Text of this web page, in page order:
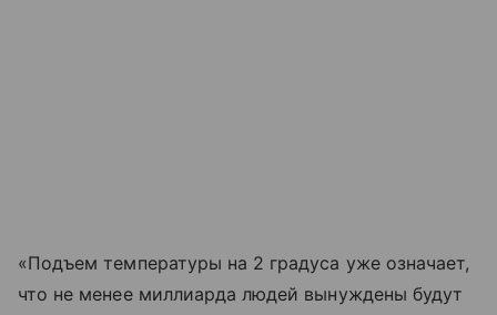
«Подъем температуры на 2 градуса уже означает,
что не менее миллиарда людей вынуждены будут